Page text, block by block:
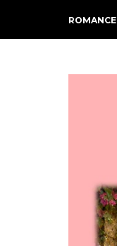
ROMANCE